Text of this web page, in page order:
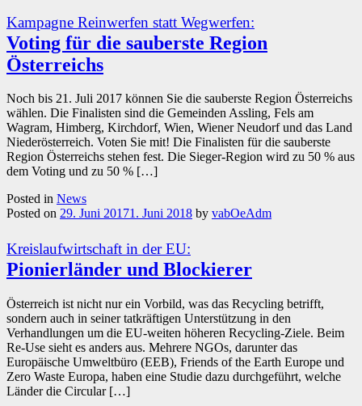
Kampagne Reinwerfen statt Wegwerfen:
Voting für die sauberste Region
Österreichs
Noch bis 21. Juli 2017 können Sie die sauberste Region Österreichs
wählen. Die Finalisten sind die Gemeinden Assling, Fels am
Wagram, Himberg, Kirchdorf, Wien, Wiener Neudorf und das Land
Niederösterreich. Voten Sie mit! Die Finalisten für die sauberste
Region Österreichs stehen fest. Die Sieger-Region wird zu 50 % aus
dem Voting und zu 50 % […]
Posted in News
Posted on 29. Juni 20171. Juni 2018 by vabOeAdm
Kreislaufwirtschaft in der EU:
Pionierländer und Blockierer
Österreich ist nicht nur ein Vorbild, was das Recycling betrifft,
sondern auch in seiner tatkräftigen Unterstützung in den
Verhandlungen um die EU-weiten höheren Recycling-Ziele. Beim
Re-Use sieht es anders aus. Mehrere NGOs, darunter das
Europäische Umweltbüro (EEB), Friends of the Earth Europe und
Zero Waste Europa, haben eine Studie dazu durchgeführt, welche
Länder die Circular […]